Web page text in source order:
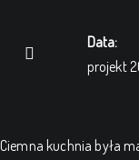
Data:
projekt
Ciemna kuchnia była